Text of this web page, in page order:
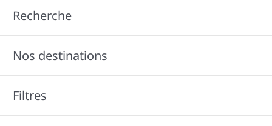
Recherche
Nos destinations
Filtres